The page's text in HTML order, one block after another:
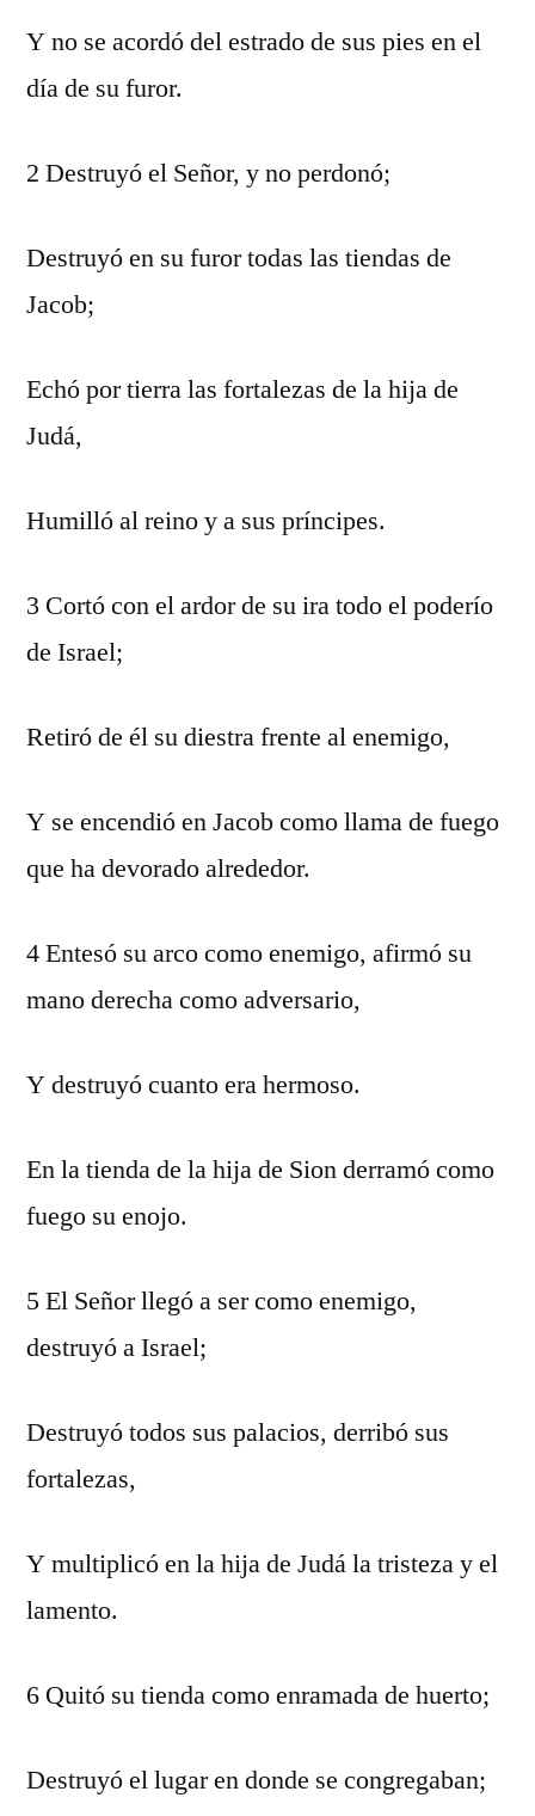
Y no se acordó del estrado de sus pies en el
día de su furor.
2 Destruyó el Señor, y no perdonó;
Destruyó en su furor todas las tiendas de
Jacob;
Echó por tierra las fortalezas de la hija de
Judá,
Humilló al reino y a sus príncipes.
3 Cortó con el ardor de su ira todo el poderío
de Israel;
Retiró de él su diestra frente al enemigo,
Y se encendió en Jacob como llama de fuego
que ha devorado alrededor.
4 Entesó su arco como enemigo, afirmó su
mano derecha como adversario,
Y destruyó cuanto era hermoso.
En la tienda de la hija de Sion derramó como
fuego su enojo.
5 El Señor llegó a ser como enemigo,
destruyó a Israel;
Destruyó todos sus palacios, derribó sus
fortalezas,
Y multiplicó en la hija de Judá la tristeza y el
lamento.
6 Quitó su tienda como enramada de huerto;
Destruyó el lugar en donde se congregaban;